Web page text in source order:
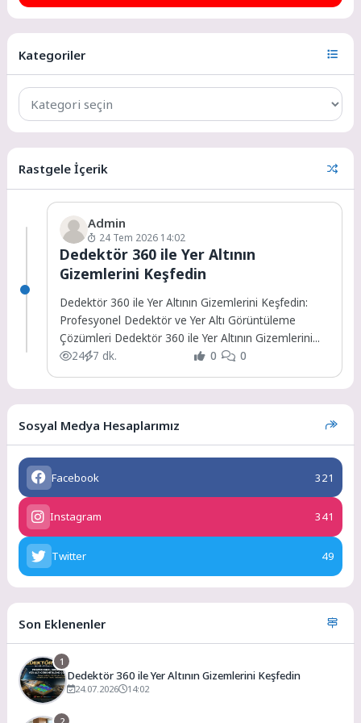
Kategoriler
Rastgele İçerik
Admin
24 Tem 2026 14:02
Dedektör 360 ile Yer Altının
Gizemlerini Keşfedin
Dedektör 360 ile Yer Altının Gizemlerini Keşfedin:
Profesyonel Dedektör ve Yer Altı Görüntüleme
Çözümleri Dedektör 360 ile Yer Altının Gizemlerini...
24 7 dk. 0 0
Sosyal Medya Hesaplarımız
Facebook 321
Instagram 341
Twitter 49
Son Eklenenler
1
Dedektör 360 ile Yer Altının Gizemlerini Keşfedin
24.07.2026 14:02